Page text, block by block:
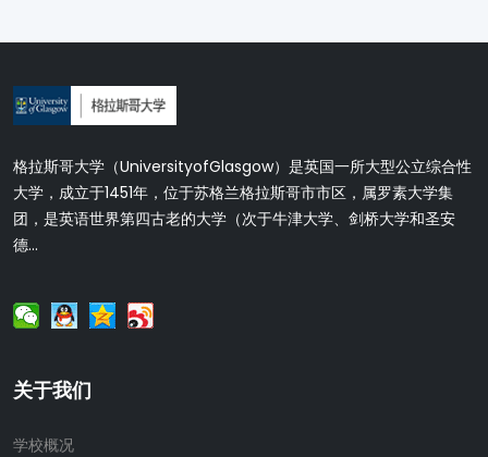
格拉斯哥大学（UniversityofGlasgow）是英国一所大型公立综合性
大学，成立于1451年，位于苏格兰格拉斯哥市市区，属罗素大学集
团，是英语世界第四古老的大学（次于牛津大学、剑桥大学和圣安
德...
关于我们
学校概况